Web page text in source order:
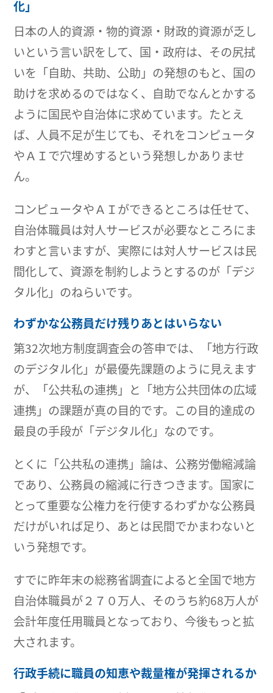
化」
日本の人的資源・物的資源・財政的資源が乏し
いという言い訳をして、国・政府は、その尻拭
いを「自助、共助、公助」の発想のもと、国の
助けを求めるのではなく、自助でなんとかする
ように国民や自治体に求めています。たとえ
ば、人員不足が生じても、それをコンピュータ
やＡＩで穴埋めするという発想しかありませ
ん。
コンピュータやＡＩができるところは任せて、
自治体職員は対人サービスが必要なところにま
わすと言いますが、実際には対人サービスは民
間化して、資源を制約しようとするのが「デジ
タル化」のねらいです。
わずかな公務員だけ残りあとはいらない
第32次地方制度調査会の答申では、「地方行政
のデジタル化」が最優先課題のように見えます
が、「公共私の連携」と「地方公共団体の広域
連携」の課題が真の目的です。この目的達成の
最良の手段が「デジタル化」なのです。
とくに「公共私の連携」論は、公務労働縮減論
であり、公務員の縮減に行きつきます。国家に
とって重要な公権力を行使するわずかな公務員
だけがいれば足り、あとは民間でかまわないと
いう発想です。
すでに昨年末の総務省調査によると全国で地方
自治体職員が２７０万人、そのうち約68万人が
会計年度任用職員となっており、今後もっと拡
大されます。
行政手続に職員の知恵や裁量権が発揮されるか